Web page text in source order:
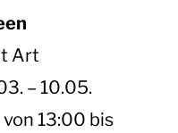
Art
– 10.05.
13:00 bis